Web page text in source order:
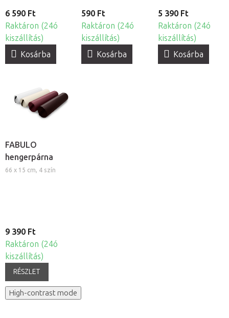
6 590 Ft
Raktáron (24ó
kiszállítás)
Kosárba
590 Ft
Raktáron (24ó
kiszállítás)
Kosárba
5 390 Ft
Raktáron (24ó
kiszállítás)
Kosárba
FABULO
hengerpárna
66 x 15 cm, 4 szín
9 390 Ft
Raktáron (24ó
kiszállítás)
RÉSZLET
High-contrast mode